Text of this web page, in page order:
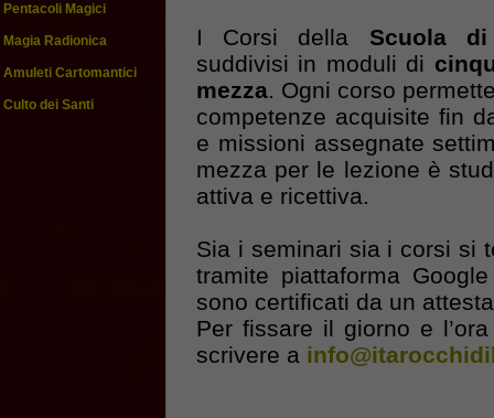
Pentacoli Magici
Magia Radionica
Amuleti Cartomantici
Culto dei Santi
I Corsi della Scuola di
suddivisi in moduli di
mezza. Ogni corso
competenze acquisite fin
e missioni assegnate
mezza per le lezione è
attiva e ricettiva.
Sia i seminari sia i corsi si
tramite piattaforma
sono certificati da un
Per fissare il giorno e
scrivere a